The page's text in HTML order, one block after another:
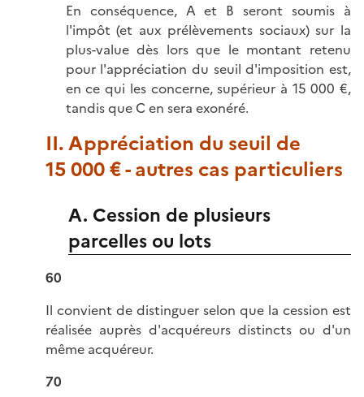
En conséquence, A et B seront soumis à
l'impôt (et aux prélèvements sociaux) sur la
plus-value dès lors que le montant retenu
pour l'appréciation du seuil d'imposition est,
en ce qui les concerne, supérieur à 15 000 €,
tandis que C en sera exonéré.
II. Appréciation du seuil de
15 000 € - autres cas particuliers
A. Cession de plusieurs
parcelles ou lots
60
Il convient de distinguer selon que la cession est
réalisée auprès d'acquéreurs distincts ou d'un
même acquéreur.
70